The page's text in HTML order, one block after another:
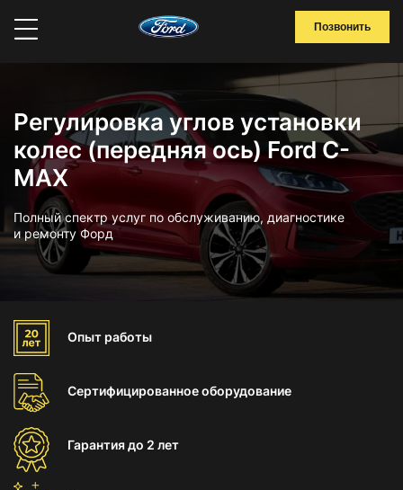
Позвонить
Регулировка углов установки
колес (передняя ось) Ford C-
MAX
Полный спектр услуг по обслуживанию, диагностике
и ремонту Форд
Опыт работы
Сертифицированноеоборудование
Гарантиядо 2 лет